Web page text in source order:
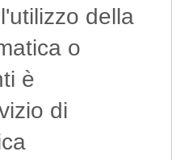
della
o
è
di